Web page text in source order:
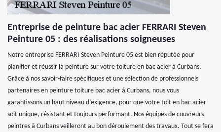
Entreprise de peinture bac acier FERRARI Steven
Peinture 05 : des réalisations soigneuses
Notre entreprise FERRARI Steven Peinture 05 est bien réputée pour
planifier et réussir la peinture sur votre toiture en bac acier à Curbans.
Grâce à nos savoir-faire spécifiques et une sélection de professionnels
partenaires en peinture toiture bac acier à Curbans, nous vous
garantissons un haut niveau d’exigence, pour que votre toit en bac acier
soit unique, résistant et toujours performant. Nos équipes de couvreurs
peintres à Curbans veilleront au bon déroulement des travaux. Tout se fera